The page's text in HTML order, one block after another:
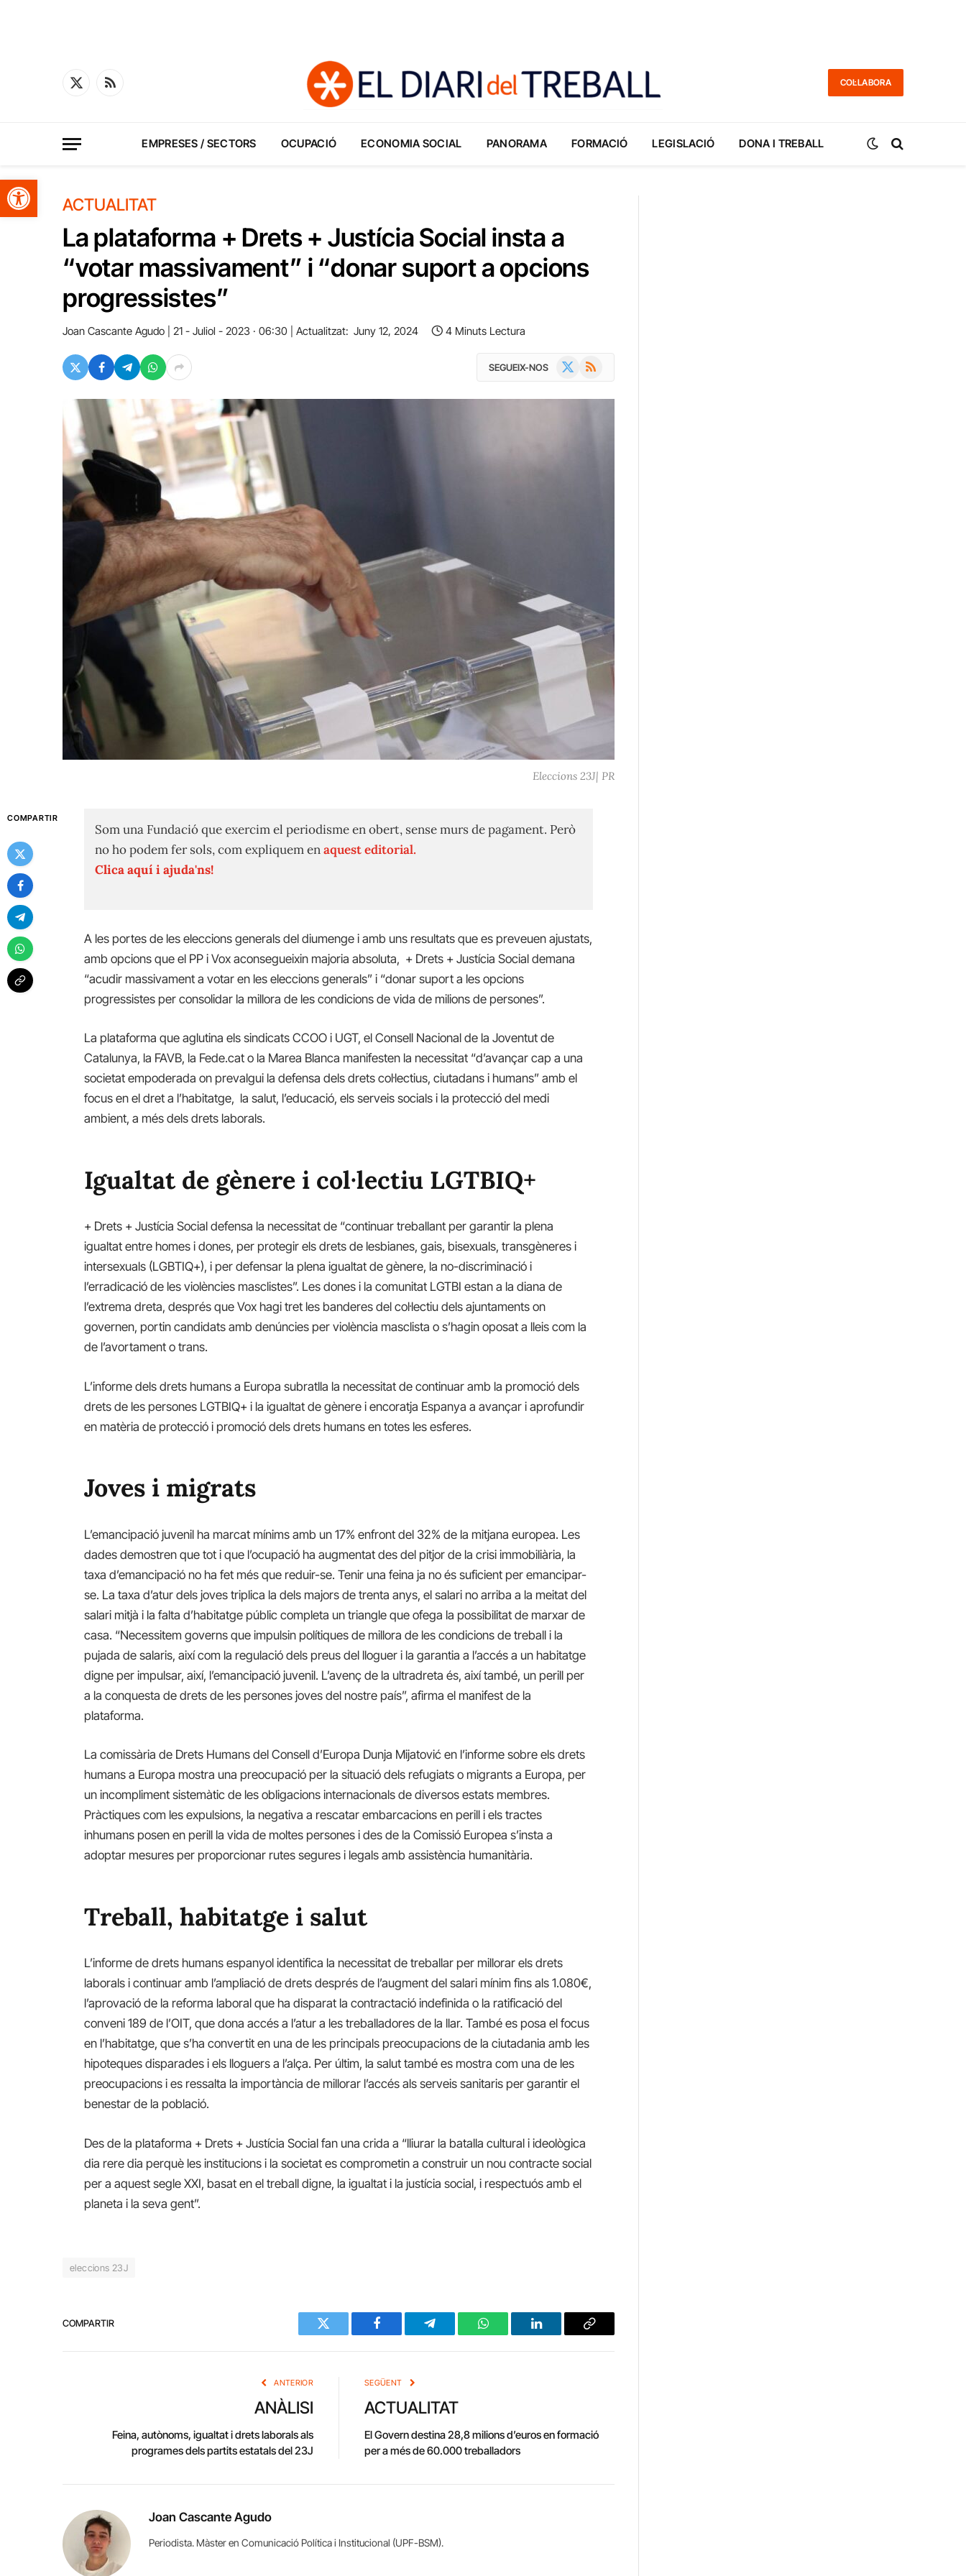
Obre la barra d'eines
X
RSS
COL·LABORA
EMPRESES / SECTORS OCUPACIÓ ECONOMIA SOCIAL PANORAMA FORMACIÓ LEGISLACIÓ DONA I TREBALL
ACTUALITAT
La plataforma + Drets + Justícia Social insta a
“votar massivament” i “donar suport a opcions
progressistes”
Joan Cascante Agudo 21 - Juliol - 2023 · 06:30 Actualitzat: Juny 12, 2024 4 Minuts Lectura
SEGUEIX-NOS RSS
Eleccions 23J| PR
COMPARTIR
Som una Fundació que exercim el periodisme en obert, sense murs de pagament. Però
no ho podem fer sols, com expliquem enaquest editorial.
Clica aquí i ajuda'ns!
A les portes de les eleccions generals del diumenge i amb uns resultats que es preveuen ajustats,
amb opcions que el PP i Vox aconsegueixin majoria absoluta, + Drets + Justícia Social demana
“acudir massivament a votar en les eleccions generals” i “donar suport a les opcions
progressistes per consolidar la millora de les condicions de vida de milions de persones”.
La plataforma que aglutina els sindicatsCCOO i UGT, el Consell Nacional de la Joventut de
Catalunya, la FAVB, la Fede.cat o la Marea Blanca manifesten la necessitat “d’avançar cap a una
societat empoderada on prevalgui la defensa dels drets col·lectius, ciutadans i humans” amb el
focus en el dret a l’habitatge, la salut, l’educació, els serveis socials i la protecció del medi
ambient, a més dels drets laborals.
Igualtat de gènere i col·lectiu LGTBIQ+
+ Drets + Justícia Social defensa la necessitat de “continuar treballant per garantir la plena
igualtat entre homes i dones, per protegir els drets de lesbianes, gais, bisexuals, transgèneres i
intersexuals (LGBTIQ+), i per defensar la plena igualtat de gènere, la no-discriminació i
l’erradicació de les violències masclistes”. Les dones i la comunitat LGTBI estan a la diana de
l’extrema dreta, després que Vox hagi tret les banderes del col·lectiu dels ajuntaments on
governen, portin candidats amb denúncies per violència masclista o s’hagin oposat a lleis com la
de l’avortament o trans.
L’informe dels drets humans a Europa subratlla la necessitat de continuar amb la promoció dels
drets de les persones LGTBIQ+ i la igualtat de gènere i encoratja Espanya a avançar i aprofundir
en matèria de protecció i promoció dels drets humans en totes les esferes.
Joves i migrats
L’emancipació juvenil ha marcat mínims amb un 17% enfront del 32% de la mitjana europea. Les
dades demostren que tot i que l’ocupació ha augmentat des del pitjor de la crisi immobiliària, la
taxa d’emancipació no ha fet més que reduir-se. Tenir una feina ja no és suficient per emancipar-
se. La taxa d’atur dels joves triplica la dels majors de trenta anys, el salari no arriba a la meitat del
salari mitjà i la falta d’habitatge públic completa un triangle que ofega la possibilitat de marxar de
casa. “Necessitem governs que impulsin polítiques de millora de les condicions de treball i la
pujada de salaris, així com la regulació dels preus del lloguer i la garantia a l’accés a un habitatge
digne per impulsar, així, l’emancipació juvenil. L’avenç de la ultradreta és, així també, un perill per
a la conquesta de drets de les persones joves del nostre país”, afirma el manifest de la
plataforma.
La comissària de Drets Humans del Consell d’Europa Dunja Mijatović en l’informe sobre els drets
humans a Europa mostra una preocupació per la situació dels refugiats o migrants a Europa, per
un incompliment sistemàtic de les obligacions internacionals de diversos estats membres.
Pràctiques com les expulsions, la negativa a rescatar embarcacions en perill i els tractes
inhumans posen en perill la vida de moltes persones i des de la Comissió Europea s’insta a
adoptar mesures per proporcionar rutes segures i legals amb assistència humanitària.
Treball, habitatge i salut
L’informe de drets humans espanyol identifica la necessitat de treballar per millorar els drets
laborals i continuar amb l’ampliació de drets després de l’augment del salari mínim fins als 1.080€,
l’aprovació de la reforma laboral que ha disparat la contractació indefinida o la ratificació del
conveni 189 de l’OIT, que dona accés a l’atur a les treballadores de la llar. També es posa el focus
en l’habitatge, que s’ha convertit en una de les principals preocupacions de la ciutadania amb les
hipoteques disparades i els lloguers a l’alça. Per últim, la salut també es mostra com una de les
preocupacions i es ressalta la importància de millorar l’accés als serveis sanitaris per garantir el
benestar de la població.
Des de la plataforma + Drets + Justícia Social fan una crida a “lliurar la batalla cultural i ideològica
dia rere dia perquè les institucions i la societat es comprometin a construir un nou contracte social
per a aquest segle XXI, basat en el treball digne, la igualtat i la justícia social, i respectuós amb el
planeta i la seva gent”.
eleccions 23J
COMPARTIR
Twitter Facebook Telegram WhatsAppLinkedIn Copy
ANTERIOR
ANÀLISI
Feina, autònoms, igualtat i drets laborals als
programes dels partits estatals del 23J
SEGÜENT
ACTUALITAT
El Govern destina 28,8 milions d’euros en formació
per a més de 60.000 treballadors
Joan Cascante Agudo
Periodista. Màster en Comunicació Política i Institucional (UPF-BSM).